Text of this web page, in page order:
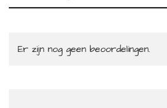
Er zijn nog geen beoordelingen.